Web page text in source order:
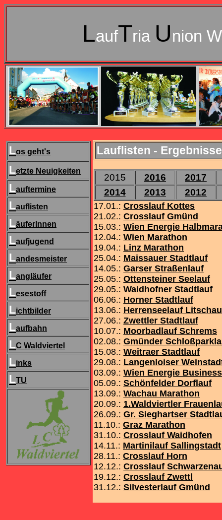
LaufTria Union
Los geht's
Letzte Neuigkeiten
Lauftermine
Lauflisten
LäuferInnen
Laufjugend
Landesmeister
Langläufer
Lesestoff
Lichtbilder
Laufbahn
LC Waldviertel
Links
LTU
Lauflisten -
2015 2016
2017
2014
2013 2012
17.01.: Crosslauf Kottes
21.02.: Crosslauf Gmünd
15.03.: Wien Energie
12.04.: Wien Marathon
19.04.: Linz Marathon
25.04.: Maissauer Stadtlauf
14.05.: Garser Straßenlauf
25.05.: Ottensteiner Seelauf
29.05.: Waidhofner Stadtlauf
06.06.: Horner Stadtlauf
13.06.: Herrenseelauf Litschau
27.06.: Zwettler Stadtlauf
10.07.: Moorbadlauf Schrems
02.08.: Gmünder
15.08.: Weitraer Stadtlauf
29.08.: Langenloiser
03.09.: Wien Energie
05.09.: Schönfelder Dorflauf
13.09.: Wachau Marathon
20.09.: 1.Waldviertler
26.09.: Gr. Sieghartser
11.10.: Graz Marathon
31.10.: Crosslauf Waidhofen
14.11.: Martinilauf Sallingstadt
28.11.: Crosslauf Horn
12.12.: Crosslauf
19.12.: Crosslauf Zwettl
31.12.: Silvesterlauf Gmünd